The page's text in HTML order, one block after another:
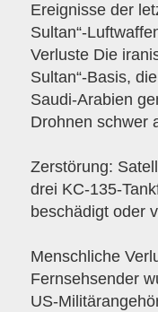
Ereignisse der
Sultan“-
Verluste Die
Sultan“-Basis,
Saudi-Arabien
Drohnen schwer
Zerstörung:
drei KC-135-
beschädigt oder
Menschliche
Fernsehsender
US-